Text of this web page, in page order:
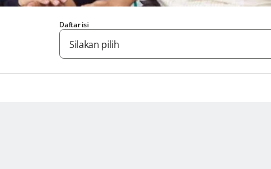
Daftar isi
Silakan pilih